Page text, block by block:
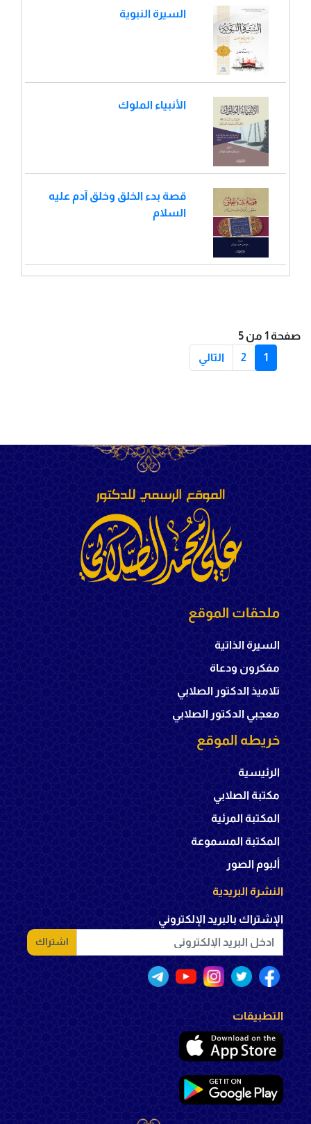
السيرة النبوية
الأنبياء الملوك
قصة بدء الخلق وخلق آدم عليه
السلام
صفحة 1 من 5
1
2 التالي
ملحقات الموقع
السيرة الذاتية
مفكرون ودعاة
تلاميذ الدكتور الصلابي
معجبي الدكتور الصلابي
خريطه الموقع
الرئيسية
مكتبة الصلابي
المكتبة المرئية
المكتبة المسموعة
ألبوم الصور
النشرة البريدية
الإشتراك بالبريد الإلكتروني
اشتراك
التطبيقات